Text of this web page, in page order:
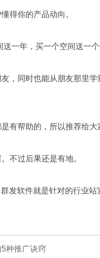
得你的产品动向。
年，买一个空间送一
同时也能从朋友那里学
帮助的，所以推荐给大
不过后果还是有地。
软件就是针对的行业站
种推广诀窍